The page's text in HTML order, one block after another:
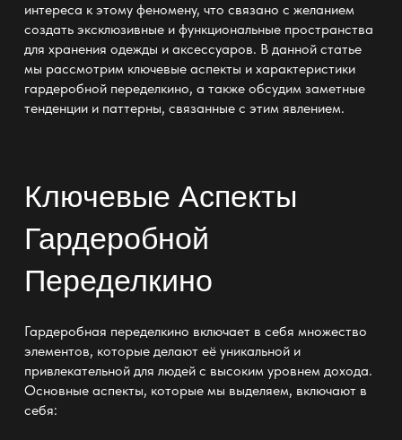
интереса к этому феномену, что связано с желанием
создать эксклюзивные и функциональные пространства
для хранения одежды и аксессуаров. В данной статье
мы рассмотрим ключевые аспекты и характеристики
гардеробной переделкино, а также обсудим заметные
тенденции и паттерны, связанные с этим явлением.
Ключевые Аспекты
Гардеробной
Переделкино
Гардеробная переделкино включает в себя множество
элементов, которые делают её уникальной и
привлекательной для людей с высоким уровнем дохода.
Основные аспекты, которые мы выделяем, включают в
себя: